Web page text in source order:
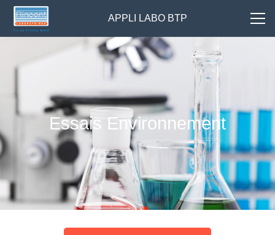
APPLI LABO BTP
Essais Environnement